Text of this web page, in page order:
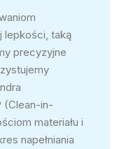
lepkości, taką
precyzyjne
(Clean-in-
materiału i
napełniania